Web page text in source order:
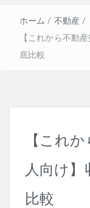
犯罪論
司法試験
ホーム / 不動産 /
【これから不動
底比較
【これ
人向け
比較